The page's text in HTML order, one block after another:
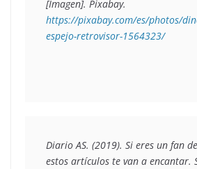
https://pixabay.com/es/photos/
espejo-retrovisor-1564323/
Diario AS. (2019). Si eres un fan
estos artículos te van a encantar